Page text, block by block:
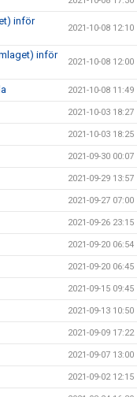
inför
2021-10-08 12:10
inför
2021-10-08 12:00
2021-10-08 11:49
2021-10-03 18:27
2021-10-03 18:25
2021-09-30 00:07
2021-09-29 13:57
2021-09-27 07:00
2021-09-26 23:15
2021-09-20 06:54
2021-09-20 06:45
2021-09-15 09:45
2021-09-13 10:50
2021-09-09 17:22
2021-09-07 13:00
2021-09-02 12:15